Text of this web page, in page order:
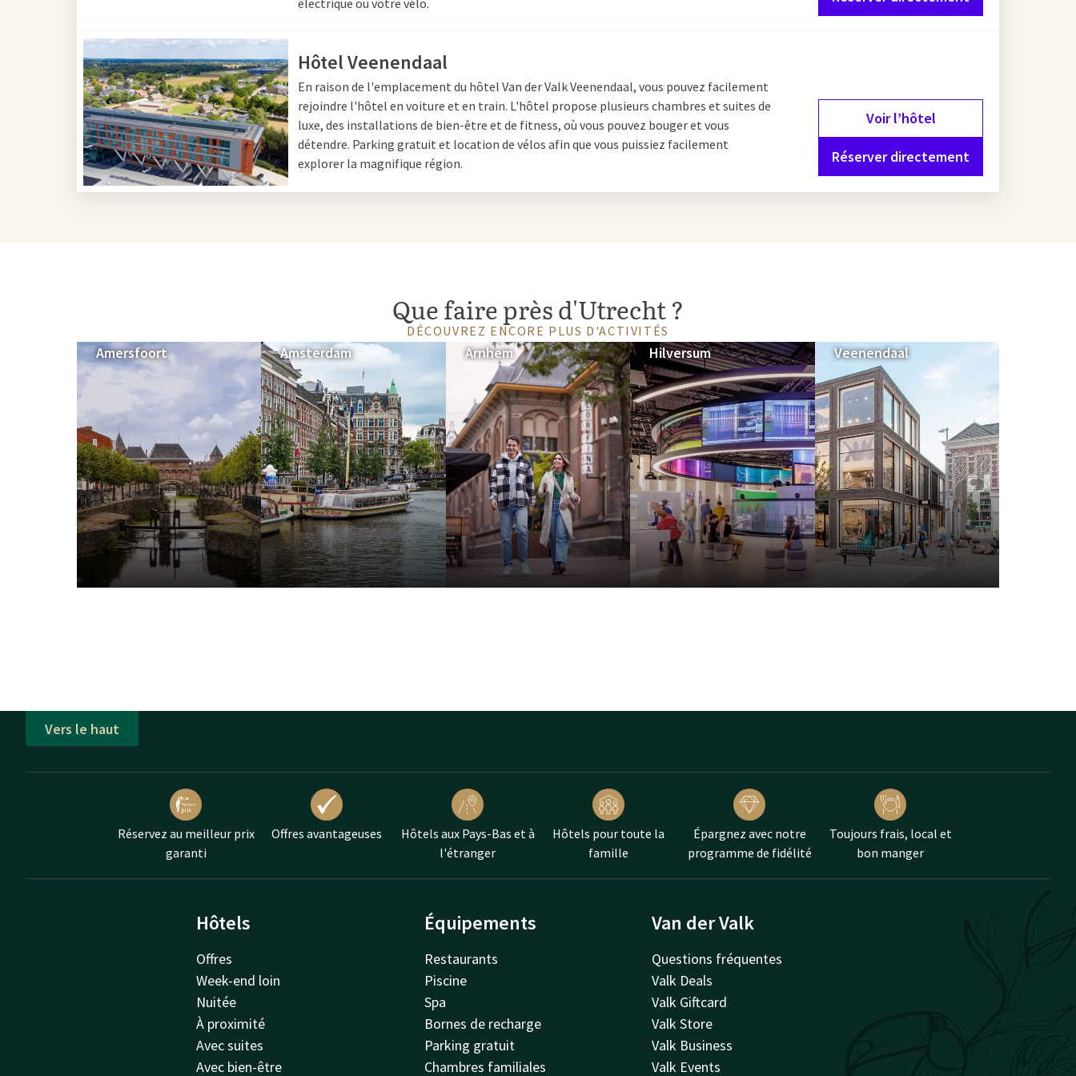
Hôtel Veenendaal
En raison de l'emplacement du hôtel Van der Valk Veenendaal, vous pouvez facilement
rejoindre l'hôtel en voiture et en train. L'hôtel propose plusieurs chambres et suites de
luxe, des installations de bien-être et de fitness, où vous pouvez bouger et vous
détendre. Parking gratuit et location de vélos afin que vous puissiez facilement
explorer la magnifique région.
Voir l’hôtel
Réserver directement
Que faire près d'Utrecht ?
DÉCOUVREZ ENCORE PLUS D'ACTIVITÉS
Amersfoort Amsterdam Arnhem Hilversum Veenendaal
Vers le haut
Réservez au meilleur prix
garanti
Offres avantageuses
Hôtels aux Pays-Bas et à
l'étranger
Hôtels pour toute la
famille
Épargnez avec notre
programme de fidélité
Toujours frais, local et
bon manger
Hôtels
Offres
Week-end loin
Nuitée
À proximité
Avec suites
Avec bien-être
Équipements
Restaurants
Piscine
Spa
Bornes de recharge
Parking gratuit
Chambres familiales
Van der Valk
Questions fréquentes
Valk Deals
Valk Giftcard
Valk Store
Valk Business
Valk Events